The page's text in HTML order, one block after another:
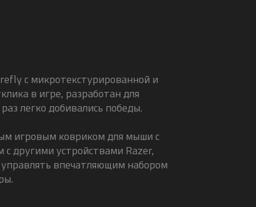
с микротекстурированной и
в игре, разработан для
легко добивались победы.
игровым ковриком для мыши с
другими устройствами Razer,
впечатляющим набором